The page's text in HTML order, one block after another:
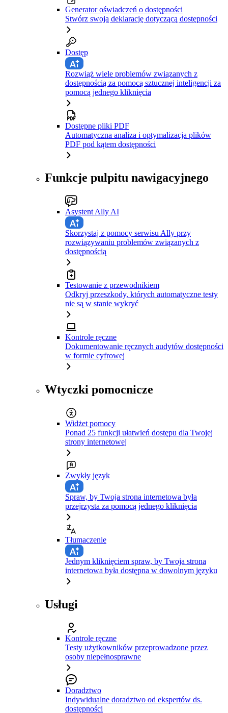
Generator oświadczeń o dostępności
Stwórz swoją deklarację dotyczącą dostępności
Dostęp
Rozwiąż wiele problemów związanych z
dostępnością za pomocą sztucznej inteligencji za
pomocą jednego kliknięcia
Dostępne pliki PDF
Automatyczna analiza i optymalizacja plików
PDF pod kątem dostępności
Funkcje pulpitu nawigacyjnego
Asystent Ally AI
Skorzystaj z pomocy serwisu Ally przy
rozwiązywaniu problemów związanych z
dostępnością
Testowanie z przewodnikiem
Odkryj przeszkody, których automatyczne testy
nie są w stanie wykryć
Kontrole ręczne
Dokumentowanie ręcznych audytów dostępności
w formie cyfrowej
Wtyczki pomocnicze
Widżet pomocy
Ponad 25 funkcji ułatwień dostępu dla Twojej
strony internetowej
Zwykły język
Spraw, by Twoja strona internetowa była
przejrzysta za pomocą jednego kliknięcia
Tłumaczenie
Jednym kliknięciem spraw, by Twoja strona
internetowa była dostępna w dowolnym języku
Usługi
Kontrole ręczne
Testy użytkowników przeprowadzone przez
osoby niepełnosprawne
Doradztwo
Indywidualne doradztwo od ekspertów ds.
dostępności